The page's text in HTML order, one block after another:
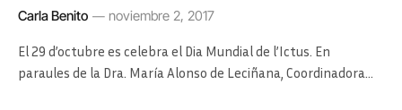
Carla Benito noviembre 2, 2017
El 29 d’octubre es celebra el Dia Mundial de l’Ictus. En
paraules de la Dra. María Alonso de Leciñana, Coordinadora…